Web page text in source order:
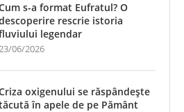
s-a format Eufratul? O
rescrie istoria
legendar
06/2026
oxigenului se răspândește
în apele de pe Pământ